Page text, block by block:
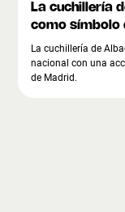
La cuchillería
como símbolo
La cuchillería de
nacional con una
de Madrid.